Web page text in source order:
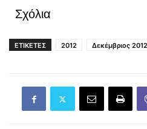
Σχόλια
ΕΤΙΚΕΤΕΣ 2012 Δεκέμβριος 2012